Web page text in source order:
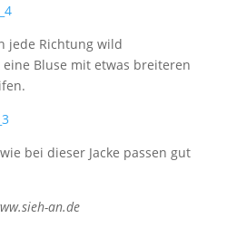
jede Richtung wild
Bluse mit etwas breiteren
bei dieser Jacke passen gut
an.de